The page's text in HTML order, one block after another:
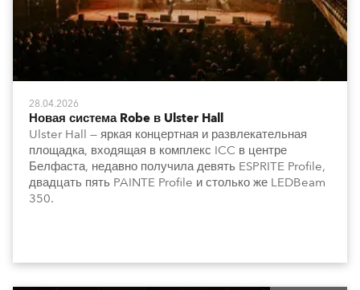
28.04.2026
Новая система Robe в Ulster Hall
Ulster Hall — яркая концертная и развлекательная
площадка, входящая в комплекс ICC в центре
Белфаста, недавно получила девять ESPRITE Profile,
двадцать пять PAINTE Profile и столько же LEDBeam
350.